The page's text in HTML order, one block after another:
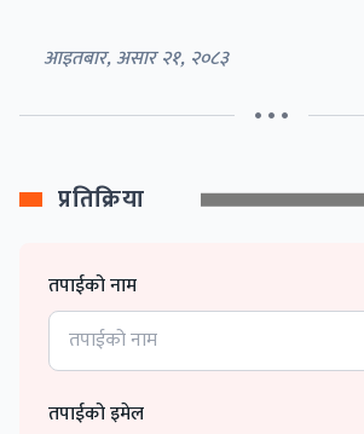
आइतबार, असार २१, २०८३
• • •
प्रतिक्रिया
तपाईको नाम
तपाईको इमेल